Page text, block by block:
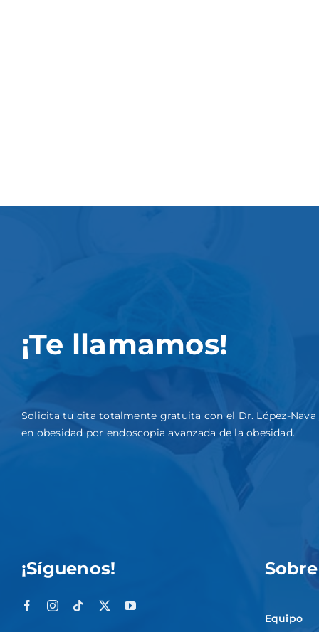
¡Te llamamos!
Solicita tu cita totalmente gratuita con el Dr. López-
en obesidad por endoscopia avanzada de la obesidad.
¡Síguenos!
Equipo